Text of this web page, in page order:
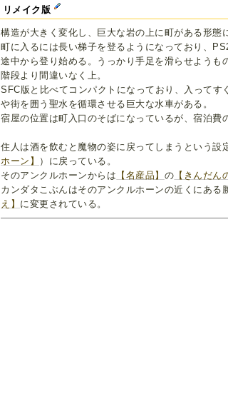
リメイク版
構造が大きく変化し、巨大な岩の上に町がある形態
町に入るには長い梯子を登るようになっており、
途中から登り始める。うっかり手足を滑らせようも
階段より間違いなく上。
SFC版と比べてコンパクトになっており、入って
や街を囲う聖水を循環させる巨大な水車がある。
宿屋の位置は町入口のそばになっているが、宿泊費
住人は酒を飲むと魔物の姿に戻ってしまうという
ホーン】
）に戻っている。
そのアンクルホーンからは 【名産品】 の 【きんだん
カンダタこぶんはそのアンクルホーンの近くにある
え】 に変更されている。